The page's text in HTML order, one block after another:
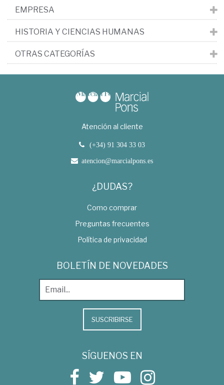
EMPRESA
HISTORIA Y CIENCIAS HUMANAS
OTRAS CATEGORÍAS
Atención al cliente
(+34) 91 304 33 03
atencion@marcialpons.es
¿DUDAS?
Como comprar
Preguntas frecuentes
Política de privacidad
BOLETÍN DE NOVEDADES
SUSCRIBIRSE
SÍGUENOS EN